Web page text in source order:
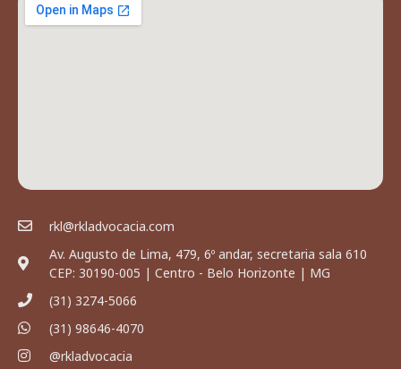
rkl@rkladvocacia.com
Av. Augusto de Lima, 479, 6º andar, secretaria sala 610
CEP: 30190-005 | Centro - Belo Horizonte | MG
(31) 3274-5066
(31) 98646-4070
@rkladvocacia